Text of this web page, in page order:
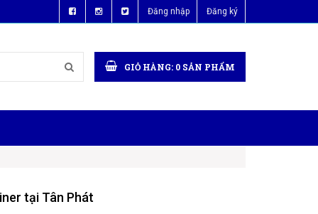
Đăng nhập Đăng ký
GIỎ HÀNG: 0 SẢN PHẨM
tại Tân Phát